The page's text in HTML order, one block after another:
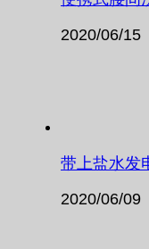
2020/06/15
带上盐水发
2020/06/09